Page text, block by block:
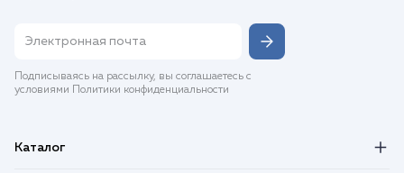
Подписываясь на рассылку, вы соглашаетесь с
условиями Политики конфиденциальности
Каталог